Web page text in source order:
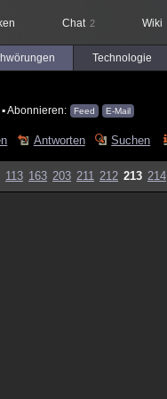
Chat 2 Wiki
Technologie
▪ Abonnieren: Feed E-Mail
Antworten Suchen
113 163 203 211 212 213 214